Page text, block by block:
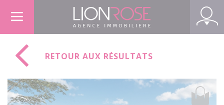
RETOUR AUX RÉSULTATS
Panneau de gestion des cookies